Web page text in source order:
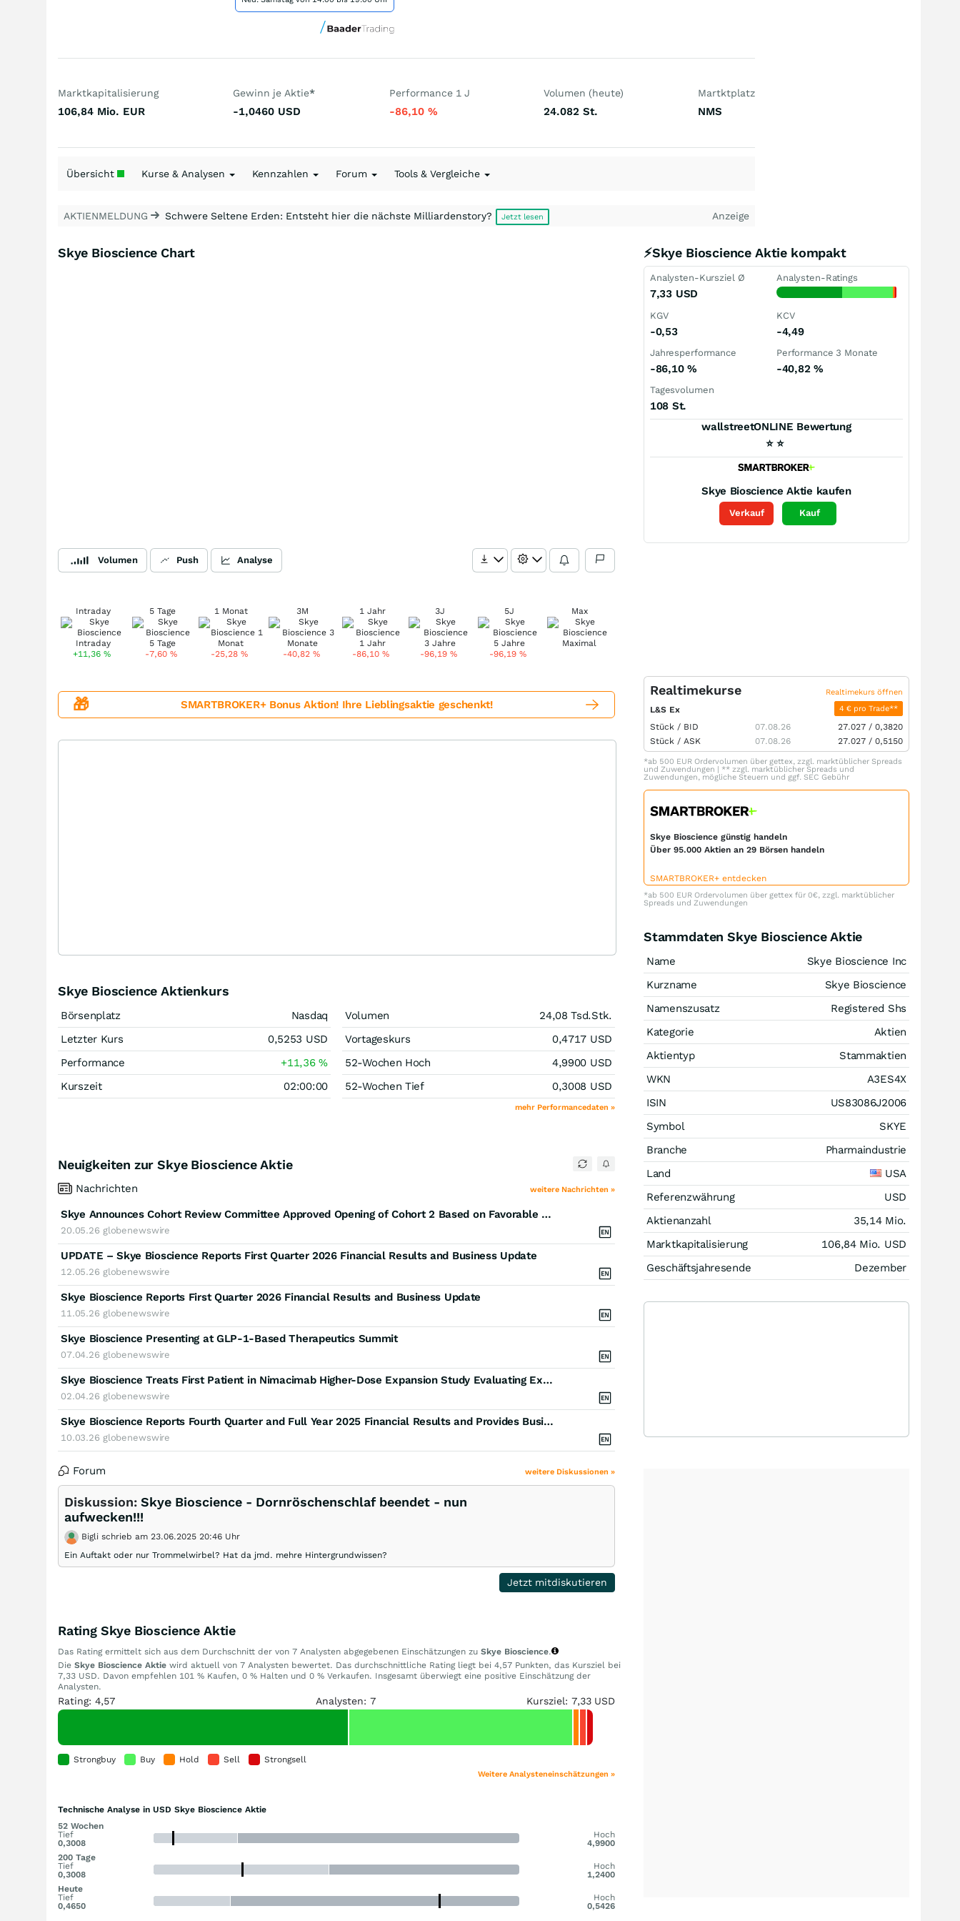
Marktkapitalisierung
106,84 Mio. EUR
Gewinn je Aktie*
-1,0460 USD
Performance 1 J
-86,10 %
Volumen (heute)
24.082 St.
Martktplatz
NMS
Übersicht Kurse & Analysen Kennzahlen Forum Tools & Vergleiche
AKTIENMELDUNG Schwere Seltene Erden: Entsteht hier die nächste Milliardenstory? Jetzt lesen Anzeige
Skye Bioscience Chart
Volumen Push Analyse
Intraday
+11,36%
5 Tage
-7,60 %
1 Monat
-25,28%
3M
-40,82 %
1 Jahr
-86,10%
3J
-96,19%
5J
-96,19%
Max
⚡Skye Bioscience Aktie kompakt
Analysten-Kursziel Ø
7,33 USD
Analysten-Ratings
KGV
-0,53
KCV
-4,49
Jahresperformance
-86,10 %
Performance 3 Monate
-40,82 %
Tagesvolumen
108 St.
wallstreetONLINE Bewertung
⭐ ⭐
Skye Bioscience Aktie kaufen
Verkauf Kauf
🎁 SMARTBROKER+ Bonus Aktion! Ihre Lieblingsaktie geschenkt!
Skye Bioscience Aktienkurs
Börsenplatz
Nasdaq
Letzter Kurs
0,5253 USD
Performance
+11,36%
Kurszeit
02:00:00
Volumen 24,08 Tsd.Stk.
Vortageskurs
0,4717 USD
52-Wochen Hoch
4,9900 USD
52-Wochen Tief
0,3008 USD
mehr Performancedaten »
Neuigkeiten zur Skye Bioscience Aktie
Nachrichten weitere Nachrichten »
Skye Announces Cohort Review Committee Approved Opening of Cohort 2 Based on Favorable Safety Data from First Four Participants Treated in Cohort 1
20.05.26 globenewswire
UPDATE – Skye Bioscience Reports First Quarter 2026 Financial Results and Business Update
12.05.26 globenewswire
Skye Bioscience Reports First Quarter 2026 Financial Results and Business Update
11.05.26 globenewswire
Skye Bioscience Presenting at GLP-1-Based Therapeutics Summit
07.04.26 globenewswire
Skye Bioscience Treats First Patient in Nimacimab Higher-Dose Expansion Study Evaluating Exposure-Response to Inform Phase 2b Dose Selection for GLP-1 Combination Development
02.04.26 globenewswire
Skye Bioscience Reports Fourth Quarter and Full Year 2025 Financial Results and Provides Business Update
10.03.26 globenewswire
Forum weitere Diskussionen »
Diskussion: Skye Bioscience - Dornröschenschlaf beendet - nun
aufwecken!!!
Bigli schrieb am 23.06.2025 20:46 Uhr
Ein Auftakt oder nur Trommelwirbel? Hat da jmd. mehre Hintergrundwissen?
Jetzt mitdiskutieren
Rating Skye Bioscience Aktie
Das Rating ermittelt sich aus dem Durchschnitt der von 7 Analysten abgegebenen Einschätzungen zu Skye Bioscience.
Die Skye Bioscience Aktie wird aktuell von 7 Analysten bewertet. Das durchschnittliche Rating liegt bei 4,57 Punkten, das Kursziel bei
7,33 USD. Davon empfehlen 101 % Kaufen, 0 % Halten und 0 % Verkaufen. Insgesamt überwiegt eine positive Einschätzung der
Analysten.
Rating: 4,57 Analysten: 7 Kursziel: 7,33 USD
Strongbuy Buy Hold Sell Strongsell
Weitere Analysteneinschätzungen »
Technische Analyse in USD Skye Bioscience Aktie
52 Wochen
Tief
0,3008
Hoch
4,9900
200 Tage
Tief
0,3008
Hoch
1,2400
Heute
Tief
0,4650
Hoch
0,5426
Realtimekurse Realtimekurs öffnen
L&S Ex 4 € pro Trade**
Stück / BID 07.08.26 27.027 / 0,3820
Stück / ASK 07.08.26 27.027 / 0,5150
*ab 500 EUR Ordervolumen über gettex, zzgl. marktüblicher Spreads
und Zuwendungen | ** zzgl. marktüblicher Spreads und
Zuwendungen, mögliche Steuern und ggf. SEC Gebühr
Skye Bioscience günstig handeln
Über 95.000 Aktien an 29 Börsen handeln
SMARTBROKER+ entdecken
*ab 500 EUR Ordervolumen über gettex für 0€, zzgl. marktüblicher
Spreads und Zuwendungen
Stammdaten Skye Bioscience Aktie
Name
Skye Bioscience Inc
Kurzname
Skye Bioscience
Namenszusatz
Registered Shs
Kategorie
Aktien
Aktientyp
Stammaktien
WKN
A3ES4X
ISIN
US83086J2006
Symbol
SKYE
Branche
Pharmaindustrie
Land
USA
Referenzwährung
USD
Aktienanzahl
35,14 Mio.
Marktkapitalisierung
106,84 Mio. USD
Geschäftsjahresende
Dezember